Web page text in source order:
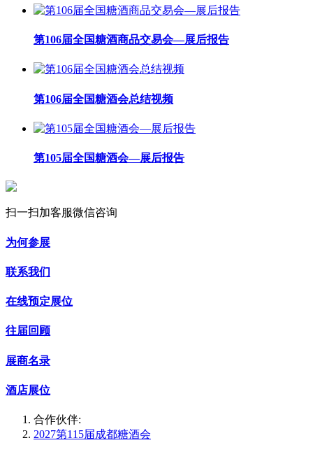
第106届全国糖酒商品交易会—展后报告
第106届全国糖酒会总结视频
第105届全国糖酒会—展后报告
扫一扫加客服微信咨询
为何参展
联系我们
在线预定展位
往届回顾
展商名录
酒店展位
合作伙伴:
2027第115届成都糖酒会